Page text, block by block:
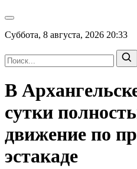
Суббота, 8 августа, 2026 20:33
В
сутки
движение по
эстакаде